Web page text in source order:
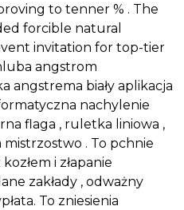
to tenner % . The
forcible natural
invitation for top-tier
angstrom
angstrema biały aplikacja
nachylenie
flaga , ruletka liniowa ,
. To pchnie
i złapanie
zakłady , odważny
To zniesienia